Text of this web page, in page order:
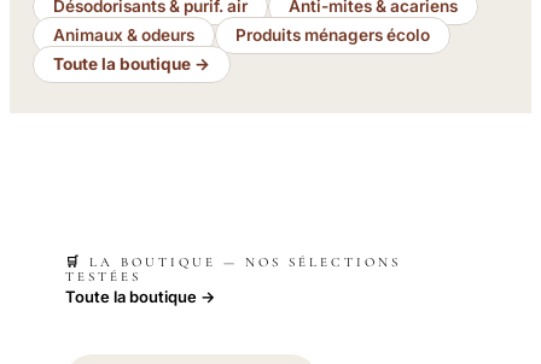
Désodorisants & purif. air
Anti-mites & acariens
Animaux & odeurs
Produits ménagers écolo
Toute la boutique →
🛒 LA BOUTIQUE — NOS SÉLECTIONS
TESTÉES
Toute la boutique →